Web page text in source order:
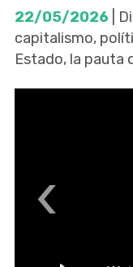
22/05/2026 |
capitalismo,
Estado, la pauta
‹